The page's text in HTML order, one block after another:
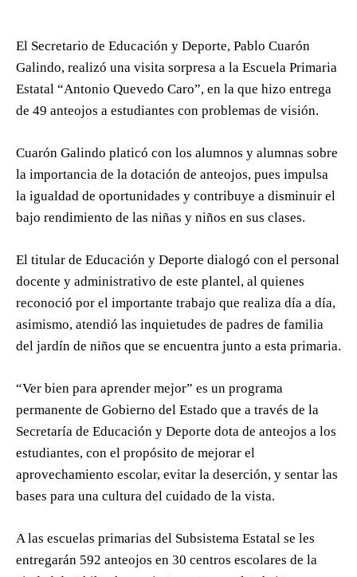
El Secretario de Educación y Deporte, Pablo Cuarón
Galindo, realizó una visita sorpresa a la Escuela Primaria
Estatal “Antonio Quevedo Caro”, en la que hizo entrega
de 49 anteojos a estudiantes con problemas de visión.
Cuarón Galindo platicó con los alumnos y alumnas sobre
la importancia de la dotación de anteojos, pues impulsa
la igualdad de oportunidades y contribuye a disminuir el
bajo rendimiento de las niñas y niños en sus clases.
El titular de Educación y Deporte dialogó con el personal
docente y administrativo de este plantel, al quienes
reconoció por el importante trabajo que realiza día a día,
asimismo, atendió las inquietudes de padres de familia
del jardín de niños que se encuentra junto a esta primaria.
“Ver bien para aprender mejor” es un programa
permanente de Gobierno del Estado que a través de la
Secretaría de Educación y Deporte dota de anteojos a los
estudiantes, con el propósito de mejorar el
aprovechamiento escolar, evitar la deserción, y sentar las
bases para una cultura del cuidado de la vista.
A las escuelas primarias del Subsistema Estatal se les
entregarán 592 anteojos en 30 centros escolares de la